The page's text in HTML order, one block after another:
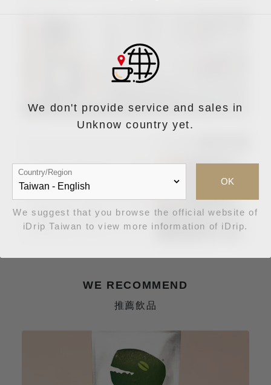
WE RECOMMEND
推薦飲品
We don't provide service and sales in
Unknow country yet.
Country/Region
OK
We suggest that you browse the official website of
iDrip Taiwan to view more information of iDrip.